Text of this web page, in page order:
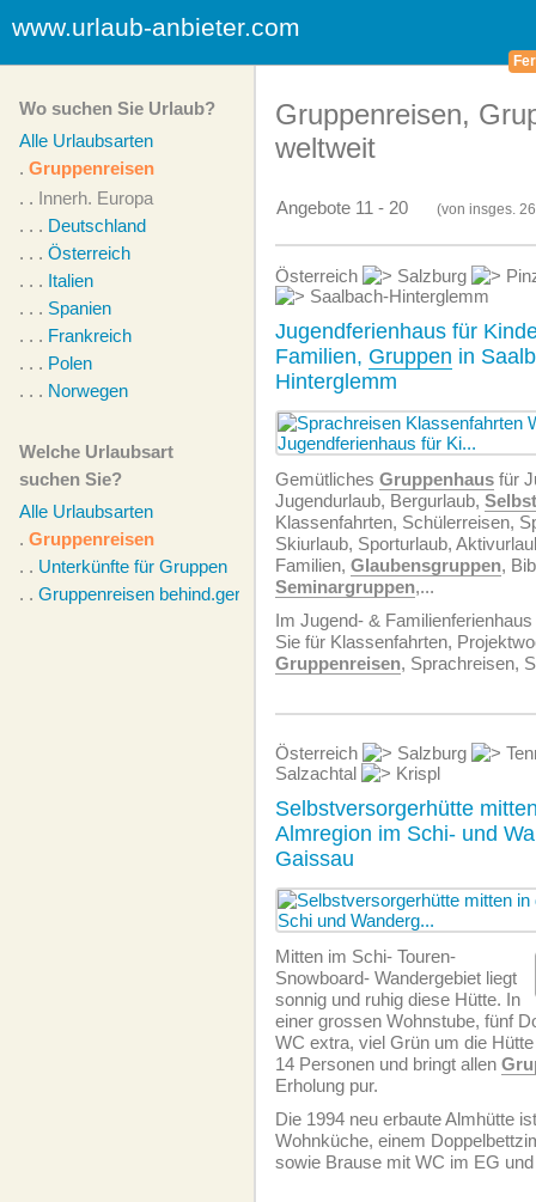
www.urlaub-anbieter.com
Wo suchen Sie Urlaub?
Alle Urlaubsarten
. Gruppenreisen
. . Innerh. Europa
. . . Deutschland
. . . Österreich
. . . Italien
. . . Spanien
. . . Frankreich
. . . Polen
. . . Norwegen
Welche Urlaubsart
suchen Sie?
Alle Urlaubsarten
. Gruppenreisen
. . Unterkünfte für Gruppen
. . Gruppenreisen behind.ger.
Gruppenreisen,
weltweit
Angebote 11 - 20 (von insges.
Österreich Salzburg
Saalbach-Hinterglemm
Jugendferienhaus für
Familien, Gruppen in
Hinterglemm
Gemütliches Gruppenhaus für
Jugendurlaub, Bergurlaub,
Klassenfahrten, Schülerreisen,
Skiurlaub, Sporturlaub,
Familien, Glaubensgruppen,
Seminargruppen,...
Im Jugend- &
Sie für Klassenfahrten,
Gruppenreisen, Sprachreisen,
Österreich Salzburg
Salzachtal
Krispl
Selbstversorgerhütte
Almregion im Schi- und
Gaissau
Mitten im Schi- Touren-
Snowboard- Wandergebiet liegt
sonnig und ruhig diese Hütte. In
einer grossen Wohnstube, fünf
WC extra, viel Grün um die
14 Personen und bringt allen
Erholung pur.
Die 1994 neu erbaute Almhütte
Wohnküche, einem
sowie Brause mit WC im EG und